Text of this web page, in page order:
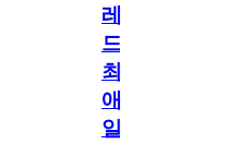
레
드]
최
애
일